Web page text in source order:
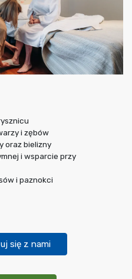
i zębów
oraz bielizny
i wsparcie przy
i paznokci
się z nami